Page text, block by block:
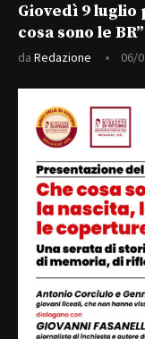
Giovedì 9 luglio
cosa sono le
da Redazione 06/